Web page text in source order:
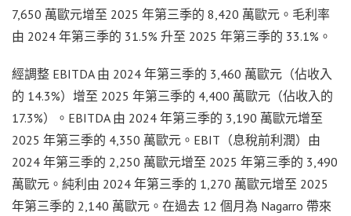
7,650 萬歐元增至 2025 年第三季的 8,420 萬歐元。毛利率
由 2024 年第三季的 31.5% 升至 2025 年第三季的 33.1%。
經調整 EBITDA 由 2024 年第三季的 3,460 萬歐元（佔收入
的 14.3%）增至 2025 年第三季的 4,400 萬歐元（佔收入的
17.3%）。EBITDA 由 2024 年第三季的 3,190 萬歐元增至
2025 年第三季的 4,350 萬歐元。EBIT（息稅前利潤）由
2024 年第三季的 2,250 萬歐元增至 2025 年第三季的 3,490
萬歐元。純利由 2024 年第三季的 1,270 萬歐元增至 2025
年第三季的 2,140 萬歐元。在過去 12 個月為 Nagarro 帶來